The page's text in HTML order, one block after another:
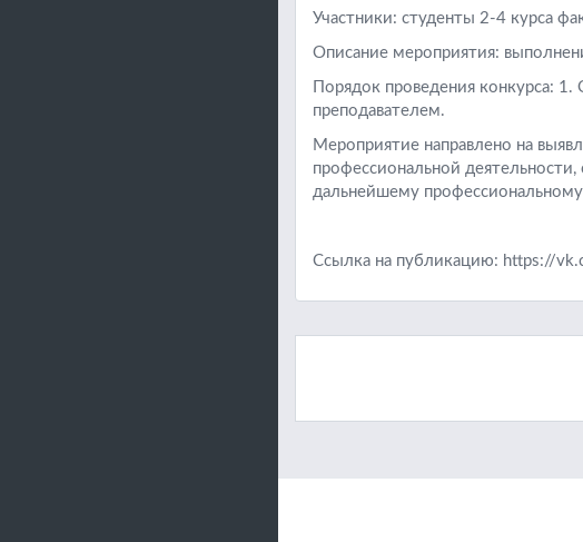
Участники: студенты 2-4 курса
Описание мероприятия:
Порядок проведения конкурса:
преподавателем.
Мероприятие направлено на
профессиональной
дальнейшему
Ссылка на публикацию: https://